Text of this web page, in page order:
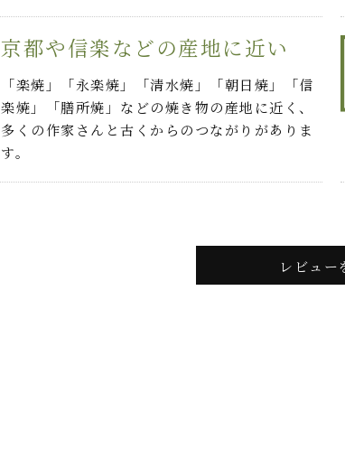
京都や信楽などの産地に近い
「楽焼」「永楽焼」「清水焼」「朝日焼」「信
楽焼」「膳所焼」などの焼き物の産地に近く、
多くの作家さんと古くからのつながりがありま
す。
レビュー